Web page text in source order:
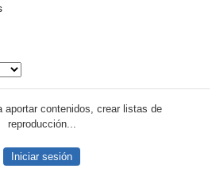
aportar contenidos, crear listas de
reproducción...
Iniciar sesión